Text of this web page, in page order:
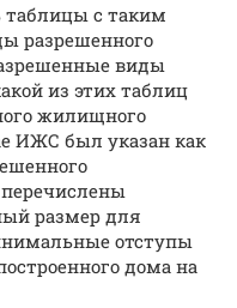
таблицы с таким
разрешенного
виды
из этих таблиц
жилищного
ИЖС был указан как
размер для
отступы
дома на